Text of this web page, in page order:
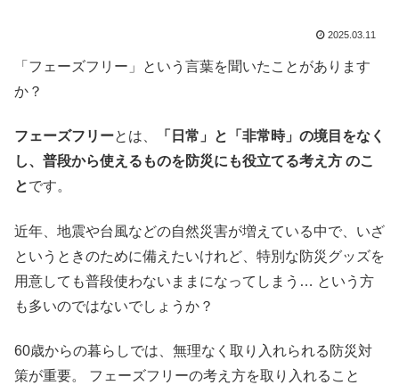
2025.03.11
「フェーズフリー」という言葉を聞いたことがあります
か？
フェーズフリーとは、
「日常」と「非常時」の境目をなく
し、普段から使えるものを防災にも役立てる考え方 のこ
とです。
近年、地震や台風などの自然災害が増えている中で、いざ
というときのために備えたいけれど、特別な防災グッズを
用意しても普段使わないままになってしまう… という方
も多いのではないでしょうか？
60歳からの暮らしでは、無理なく取り入れられる防災対
策が重要。 フェーズフリーの考え方を取り入れること